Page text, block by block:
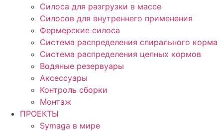
Силоса для разгрузки в массе
Силосов для внутреннего применения
Фермерские силоса
Система распределения спирального корма
Система распределения цепных кормов
Водяные резервуары
Аксессуары
Контроль сборки
Монтаж
ПРОЕКТЫ
Symaga в мире